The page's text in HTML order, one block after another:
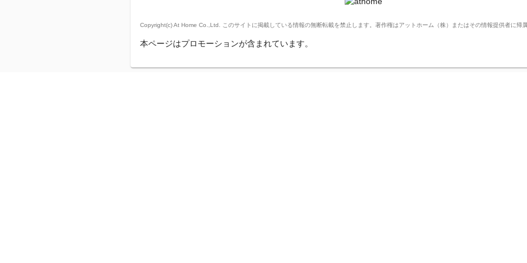
Copyright(c) At Home Co.,Ltd. このサイトに掲載している情報の無断転載を禁止します。著作権はアットホーム（株）またはその情報提供者に帰属
本ページはプロモーションが含まれています。